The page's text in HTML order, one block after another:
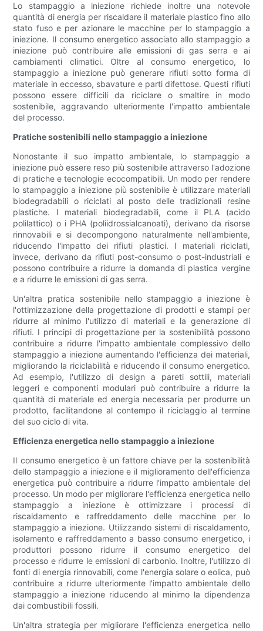
Lo stampaggio a iniezione richiede inoltre una notevole
quantità di energia per riscaldare il materiale plastico fino allo
stato fuso e per azionare le macchine per lo stampaggio a
iniezione. Il consumo energetico associato allo stampaggio a
iniezione può contribuire alle emissioni di gas serra e ai
cambiamenti climatici. Oltre al consumo energetico, lo
stampaggio a iniezione può generare rifiuti sotto forma di
materiale in eccesso, sbavature e parti difettose. Questi rifiuti
possono essere difficili da riciclare o smaltire in modo
sostenibile, aggravando ulteriormente l'impatto ambientale
del processo.
Pratiche sostenibili nello stampaggio a iniezione
Nonostante il suo impatto ambientale, lo stampaggio a
iniezione può essere reso più sostenibile attraverso l'adozione
di pratiche e tecnologie ecocompatibili. Un modo per rendere
lo stampaggio a iniezione più sostenibile è utilizzare materiali
biodegradabili o riciclati al posto delle tradizionali resine
plastiche. I materiali biodegradabili, come il PLA (acido
polilattico) o i PHA (poliidrossialcanoati), derivano da risorse
rinnovabili e si decompongono naturalmente nell'ambiente,
riducendo l'impatto dei rifiuti plastici. I materiali riciclati,
invece, derivano da rifiuti post-consumo o post-industriali e
possono contribuire a ridurre la domanda di plastica vergine
e a ridurre le emissioni di gas serra.
Un'altra pratica sostenibile nello stampaggio a iniezione è
l'ottimizzazione della progettazione di prodotti e stampi per
ridurre al minimo l'utilizzo di materiali e la generazione di
rifiuti. I principi di progettazione per la sostenibilità possono
contribuire a ridurre l'impatto ambientale complessivo dello
stampaggio a iniezione aumentando l'efficienza dei materiali,
migliorando la riciclabilità e riducendo il consumo energetico.
Ad esempio, l'utilizzo di design a pareti sottili, materiali
leggeri e componenti modulari può contribuire a ridurre la
quantità di materiale ed energia necessaria per produrre un
prodotto, facilitandone al contempo il riciclaggio al termine
del suo ciclo di vita.
Efficienza energetica nello stampaggio a iniezione
Il consumo energetico è un fattore chiave per la sostenibilità
dello stampaggio a iniezione e il miglioramento dell'efficienza
energetica può contribuire a ridurre l'impatto ambientale del
processo. Un modo per migliorare l'efficienza energetica nello
stampaggio a iniezione è ottimizzare i processi di
riscaldamento e raffreddamento delle macchine per lo
stampaggio a iniezione. Utilizzando sistemi di riscaldamento,
isolamento e raffreddamento a basso consumo energetico, i
produttori possono ridurre il consumo energetico del
processo e ridurre le emissioni di carbonio. Inoltre, l'utilizzo di
fonti di energia rinnovabili, come l'energia solare o eolica, può
contribuire a ridurre ulteriormente l'impatto ambientale dello
stampaggio a iniezione riducendo al minimo la dipendenza
dai combustibili fossili.
Un'altra strategia per migliorare l'efficienza energetica nello